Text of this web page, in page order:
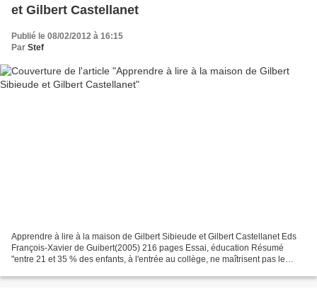
et Gilbert Castellanet
Publié le 08/02/2012 à 16:15
Par Stef
Apprendre à lire à la maison de Gilbert Sibieude et Gilbert Castellanet Eds
François-Xavier de Guibert(2005) 216 pages Essai, éducation Résumé
"entre 21 et 35 % des enfants, à l'entrée au collège, ne maîtrisent pas le